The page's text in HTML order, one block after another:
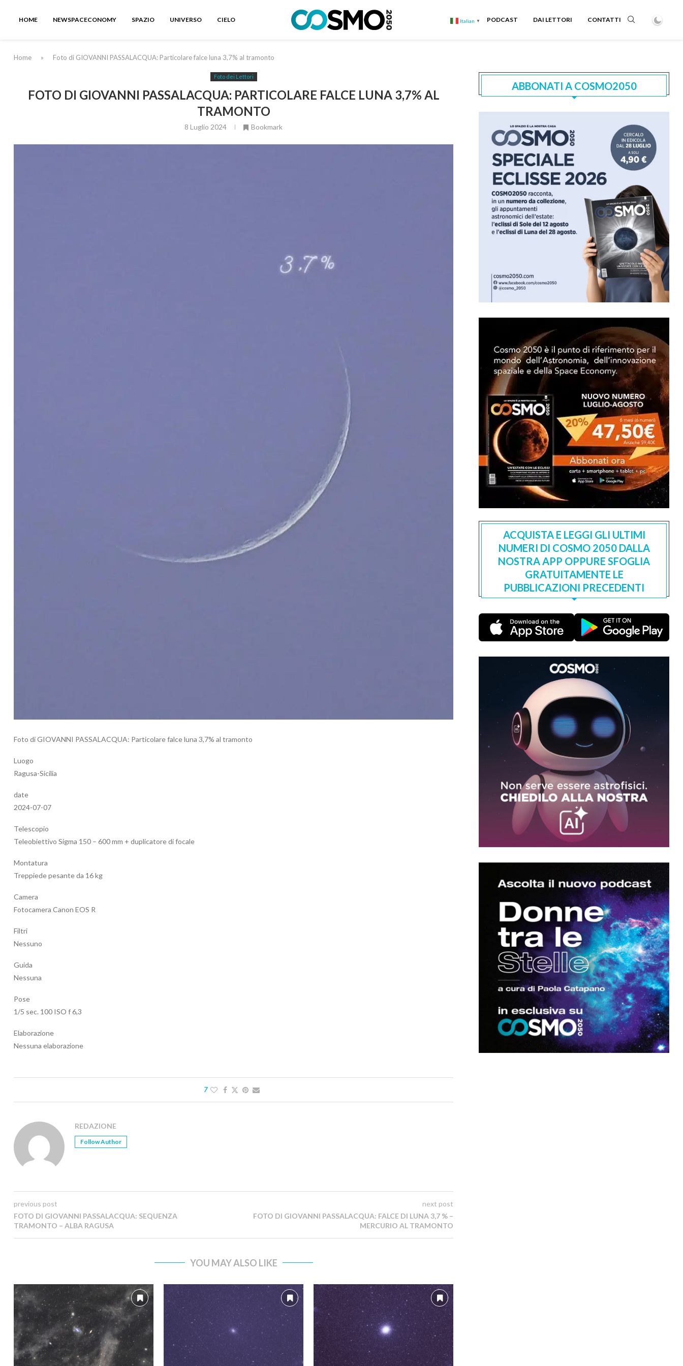
HOME NEWSPACECONOMY SPAZIO UNIVERSO CIELO Italian ▼ PODCAST DAI LETTORI CONTATTI
Home » Foto di GIOVANNI PASSALACQUA: Particolare falce luna 3,7% al tramonto
Foto dei Lettori
FOTO DI GIOVANNI PASSALACQUA: PARTICOLARE FALCE LUNA 3,7% AL
TRAMONTO
8 Luglio 2024 Bookmark
Foto di GIOVANNI PASSALACQUA: Particolare falce luna 3,7% al tramonto
Luogo
Ragusa-Sicilia
date
2024-07-07
Telescopio
Teleobiettivo Sigma 150 – 600 mm + duplicatore di focale
Montatura
Treppiede pesante da 16 kg
Camera
Fotocamera Canon EOS R
Filtri
Nessuno
Guida
Nessuna
Pose
1/5 sec. 100 ISO f 6,3
Elaborazione
Nessuna elaborazione
7
REDAZIONE
Follow Author
previous post
FOTO DI GIOVANNI PASSALACQUA: SEQUENZA
TRAMONTO – ALBA RAGUSA
next post
FOTO DI GIOVANNI PASSALACQUA: FALCE DI LUNA 3,7 % –
MERCURIO AL TRAMONTO
YOU MAY ALSO LIKE
ABBONATI A COSMO2050
ACQUISTA E LEGGI GLI ULTIMI
NUMERI DI COSMO 2050 DALLA
NOSTRA APP OPPURE SFOGLIA
GRATUITAMENTE LE
PUBBLICAZIONI PRECEDENTI